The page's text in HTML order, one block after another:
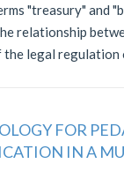
"treasury" and
relationship
the legal
FOR
IN A